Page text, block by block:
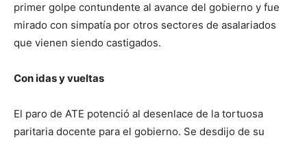
primer golpe contundente al avance del gobierno y fue
mirado con simpatía por otros sectores de asalariados
que vienen siendo castigados.
Con idas y vueltas
El paro de ATE potenció al desenlace de la tortuosa
paritaria docente para el gobierno. Se desdijo de su